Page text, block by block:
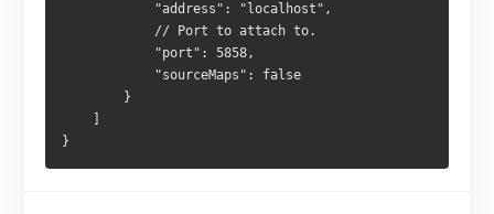
            "address": "localhost",
            // Port to attach to.
            "port": 5858,
            "sourceMaps": false
        }
}